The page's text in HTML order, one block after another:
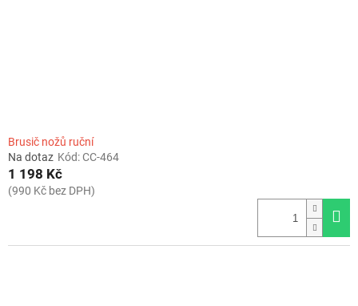
Brusič nožů ruční
Na dotaz Kód:CC-464
1 198 Kč
(990 Kč bez DPH)